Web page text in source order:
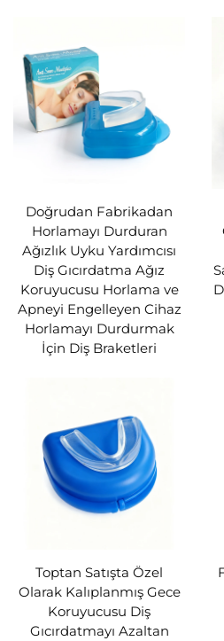
Çoklu Beden Seçeneği
Üç adet daha kalın (6 mm)
koruyucusundan oluşan
gıcırdatma, bruxizm ya da
gelişmiş koruma sağlamak
Üç adet daha ince (3 mm)
oluşan set: Tüm gün
için üretilmiştir.
Çok Kullanımlı İşlevsellik
gıcırdatmaya karşı ağız
üstlenir: aynı zamanda
için diş beyazlatma tepsisi
darbelere karşı dişlerinizi
kullanabilirsiniz.
Doğrudan Fabrikadan
Horlamayı Durduran
Ağızlık Uyku Yardımcısı
Diş Gıcırdatma Ağız
Koruyucusu Horlama ve
Apneyi Engelleyen Cihaz
Horlamayı Durdurmak
İçin Diş Braketleri
Toptan Satışta Özel
Olarak Kalıplanmış Gece
Koruyucusu Diş
Gıcırdatmayı Azaltan